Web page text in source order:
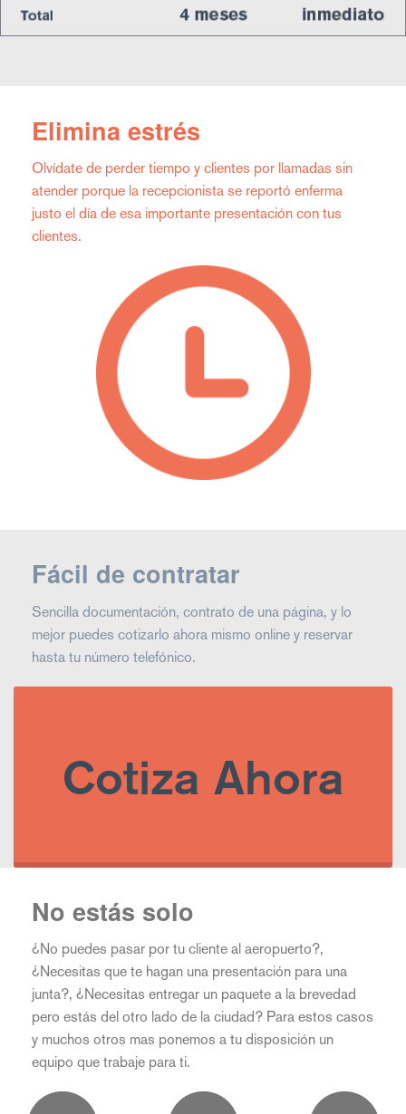
Elimina estrés
Olvídate de perder tiempo y clientes por llamadas sin
atender porque la recepcionista se reportó enferma
justo el día de esa importante presentación con tus
clientes.
Fácil de contratar
Sencilla documentación, contrato de una página, y lo
mejor puedes cotizarlo ahora mismo online y reservar
hasta tu número telefónico.
Cotiza Ahora
No estás solo
¿No puedes pasar por tu cliente al aeropuerto?,
¿Necesitas que te hagan una presentación para una
junta?, ¿Necesitas entregar un paquete a la brevedad
pero estás del otro lado de la ciudad? Para estos casos
y muchos otros mas ponemos a tu disposición un
equipo que trabaje para ti.